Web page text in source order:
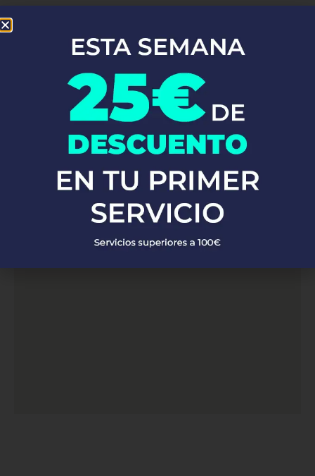
Top Fontaneros, estamos orgullosos de ofrecer nuestros
red de fontaneros altamente capacitados y experimentados,
atendemos a clientes en Puebla De Cazalla. Ya sea que
necesites reparaciones de emergencia, instalaciones de
fontanería o mantenimiento preventivo, nuestro equipo está listo
para proporcionarte soluciones rápidas y eficaces, garantizando
siempre la máxima calidad y satisfacción del cliente.